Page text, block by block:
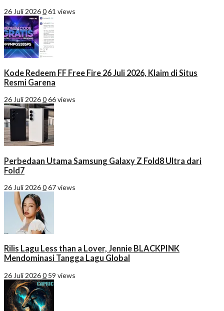
26 Juli 2026061 views
Kode Redeem FF Free Fire 26 Juli 2026, Klaim di Situs
Resmi Garena
26 Juli 2026066 views
Perbedaan Utama Samsung Galaxy Z Fold8 Ultra dari
Fold7
26 Juli 2026067 views
Rilis Lagu Less than a Lover, Jennie BLACKPINK
Mendominasi Tangga Lagu Global
26 Juli 20260 59 views